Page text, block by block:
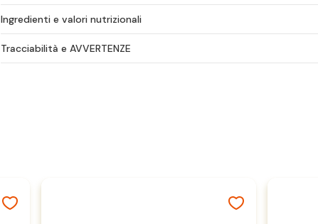
Ingredienti e valori nutrizionali
Tracciabilità e AVVERTENZE